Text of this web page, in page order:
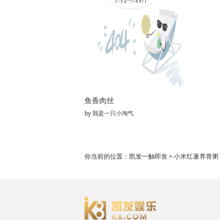
鱼香肉丝
by我是一只小淘气
你当前的位置： 凯发一触即发> 小米红薯养胃粥